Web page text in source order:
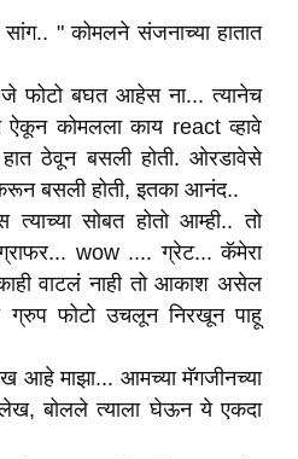
" कोमलने संजनाच्या हातात
फोटो बघत आहेस ना... त्यानेच
कोमलला काय react व्हावे
ठेवून बसली होती. ओरडावेसे
बसली होती, इतका आनंद..
सोबत होतो आम्ही.. तो
wow .... ग्रेट... कॅमेरा
वाटलं नाही तो आकाश असेल
ग्रुप फोटो उचलून निरखून पाहू
आहे माझा... आमच्या मॅगजीनच्या
बोलले त्याला घेऊन ये एकदा